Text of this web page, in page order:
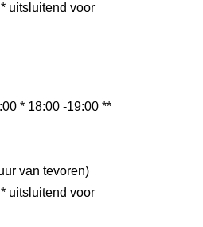
uitsluitend voor
* 18:00 -19:00 **
van tevoren)
uitsluitend voor